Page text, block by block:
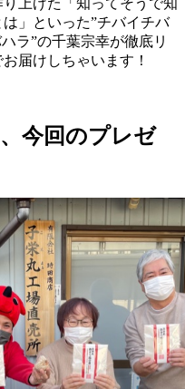
上げた「知ってそうで知
」といった”チバイチバ
ラ”の千葉宗幸が徹底リ
届けしちゃいます！
今回のプレゼ